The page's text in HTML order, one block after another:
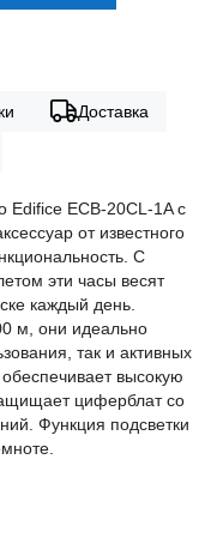
Доставка
Edifice ECB-20CL-1A с
от известного
С
эти часы весят
каждый день.
м, они идеально
так и активных
высокую
циферблат со
Функция подсветки